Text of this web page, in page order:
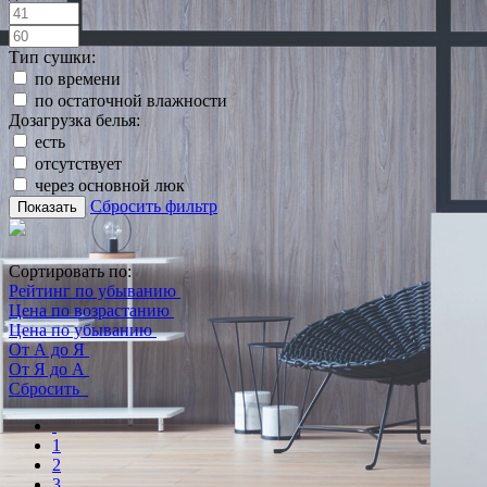
Тип сушки:
по времени
по остаточной влажности
Дозагрузка белья:
есть
отсутствует
через основной люк
Показать Сбросить фильтр
Сортировать по:
Рейтинг по убыванию
Цена по возрастанию
Цена по убыванию
От А до Я
От Я до А
Сбросить
1
2